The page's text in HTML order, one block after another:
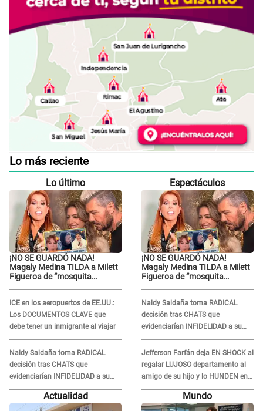
Lo más reciente
Lo último
¡NO SE GUARDÓ NADA!
Magaly Medina TILDA a Milett
Figueroa de “mosquita
Marcelo Tinelli en TV argentina
ICE en los aeropuertos de EE.UU.:
Los DOCUMENTOS CLAVE que
debe tener un inmigrante al viajar
Naldy Saldaña toma RADICAL
decisión tras CHATS que
evidenciarían INFIDELIDAD a su
novio con animador de 'La Bella
Luz': "Un día..."
Espectáculos
¡NO SE GUARDÓ NADA!
Magaly Medina TILDA a Milett
Figueroa de “mosquita
Marcelo Tinelli en TV argentina
Naldy Saldaña toma RADICAL
decisión tras CHATS que
evidenciarían INFIDELIDAD a su
novio con animador de 'La Bella
Luz': "Un día..."
Jefferson Farfán deja EN SHOCK al
regalar LUJOSO departamento al
amigo de su hijo y lo HUNDEN en
redes: "A su hija se lo negó"
Actualidad Mundo